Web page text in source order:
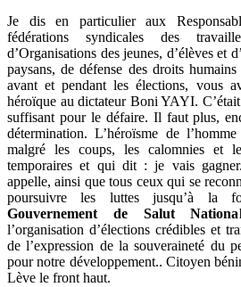
Je dis en particulier aux
fédérations syndicales des
d’Organisations des jeunes, d’élèves et
paysans, de défense des droits
avant et pendant les élections, vous
héroïque au dictateur Boni YAYI. C’était
suffisant pour le défaire. Il faut plus,
détermination. L’héroïsme de
malgré les coups, les calomnies et
temporaires et qui dit : je vais
appelle, ainsi que tous ceux qui se
poursuivre les luttes jusqu’à la
Gouvernement de Salut
l’organisation d’élections crédibles et
de l’expression de la souveraineté du
pour notre développement.. Citoyen
Lève le front haut.